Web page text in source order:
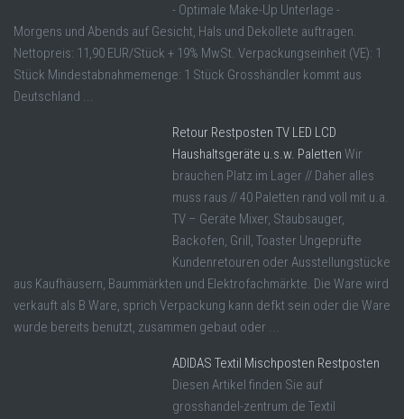
- Optimale Make-Up Unterlage -
Morgens und Abends auf Gesicht, Hals und Dekollete auftragen.
Nettopreis: 11,90 EUR/Stück + 19% MwSt. Verpackungseinheit (VE): 1
Stück Mindestabnahmemenge: 1 Stück Grosshändler kommt aus
Deutschland ...
Retour Restposten TV LED LCD
Haushaltsgeräte u.s.w. Paletten Wir
brauchen Platz im Lager // Daher alles
muss raus // 40 Paletten rand voll mit u.a.
TV – Geräte Mixer, Staubsauger,
Backofen, Grill, Toaster Ungeprüfte
Kundenretouren oder Ausstellungstücke
aus Kaufhäusern, Baummärkten und Elektrofachmärkte. Die Ware wird
verkauft als B Ware, sprich Verpackung kann defkt sein oder die Ware
wurde bereits benutzt, zusammen gebaut oder ...
ADIDAS Textil Mischposten Restposten
Diesen Artikel finden Sie auf
grosshandel-zentrum.de Textil